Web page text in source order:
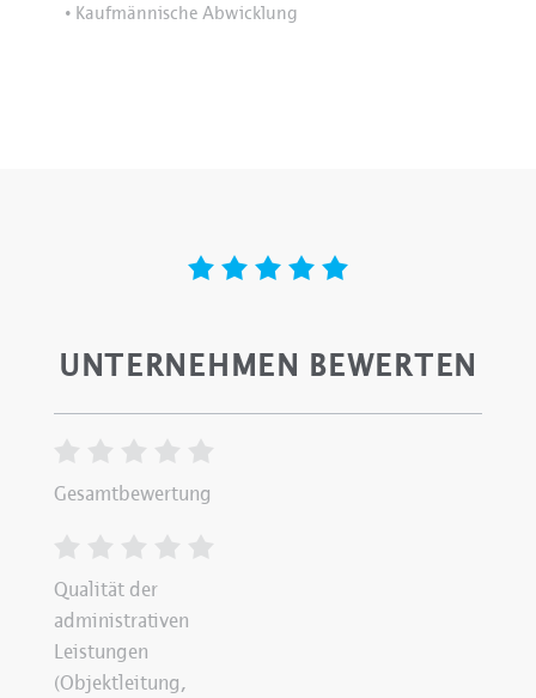
•Kaufmännische Abwicklung
UNTERNEHMEN BEWERTEN
Gesamtbewertung
Qualität der
administrativen
Leistungen
(Objektleitung,